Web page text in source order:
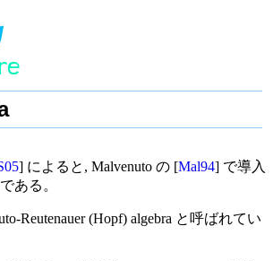
] によると, Malvenuto の [Mal94] で導入
ある。
Reutenauer (Hopf) algebra と呼ばれてい